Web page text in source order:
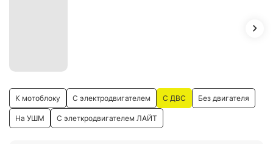
К мотоблоку С электродвигателем С ДВС Без двигателя
На УШМ С элеткродвигателем ЛАЙТ